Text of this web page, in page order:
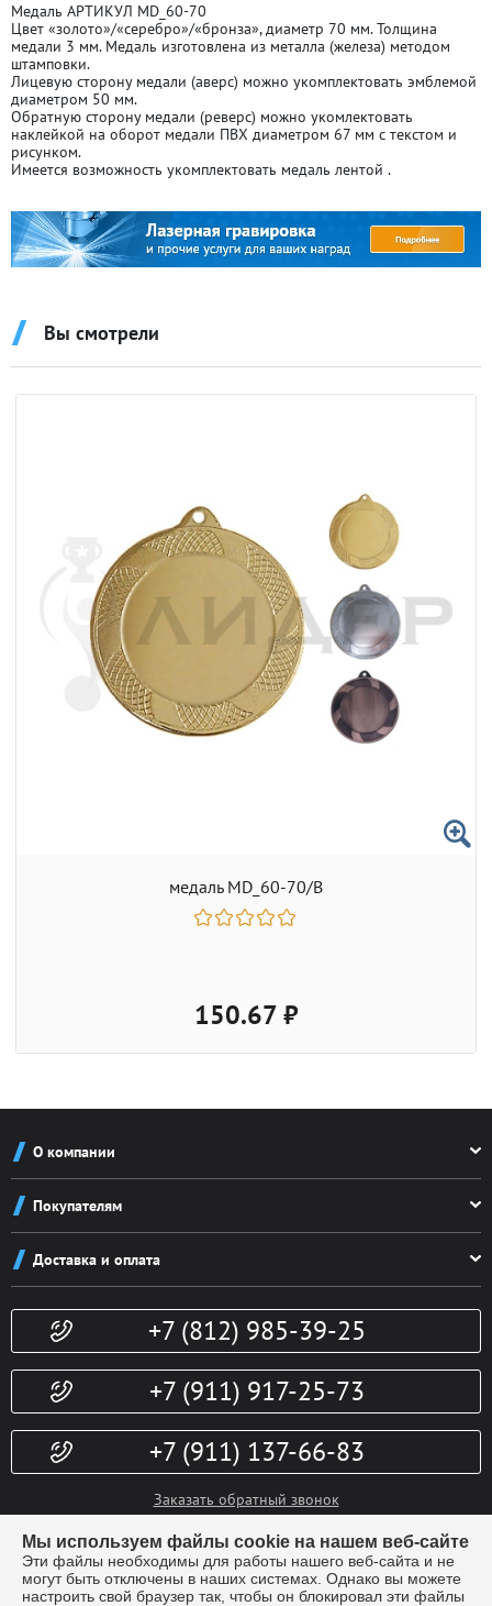
Медаль АРТИКУЛ MD_60-70
Цвет «золото»/«серебро»/«бронза», диаметр 70 мм. Толщина
медали 3 мм. Медаль изготовлена из металла (железа) методом
штамповки.
Лицевую сторону медали (аверс) можно укомплектовать эмблемой
диаметром 50 мм.
Обратную сторону медали (реверс) можно укомлектовать
наклейкой на оборот медали ПВХ диаметром 67 мм с текстом и
рисунком.
Имеется возможность укомплектовать медаль лентой .
Вы смотрели
медаль MD_60-70/B
150.67 ₽
О компании
Реквизиты
Новости
Контакты
Покупателям
Система скидок
Конфиденциальность
Гарантии
Доп. услуги
Доставка и оплата
Политика возврата
+7 (812) 985-39-25
+7 (911) 917-25-73
+7 (911) 137-66-83
Заказать обратный звонок
info@kubki-lider.ru
Мы используем файлы cookie на нашем веб-сайте
Эти файлы необходимы для работы нашего веб-сайта и не
могут быть отключены в наших системах. Однако вы можете
настроить свой браузер так, чтобы он блокировал эти файлы